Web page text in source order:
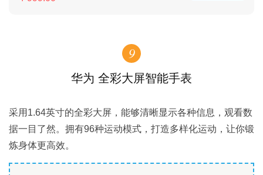
9
华为 全彩大屏智能手表
采用1.64英寸的全彩大屏，能够清晰显示各种信息，观看数
据一目了然。拥有96种运动模式，打造多样化运动，让你锻
炼身体更高效。